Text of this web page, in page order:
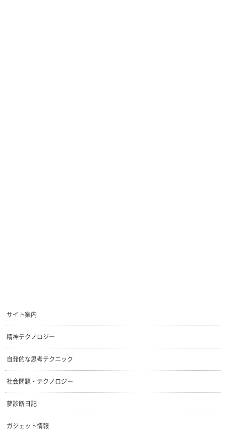
サイト案内
精神テクノロジー
自発的な思考テクニック
社会問題・テクノロジー
夢診断日記
ガジェット情報